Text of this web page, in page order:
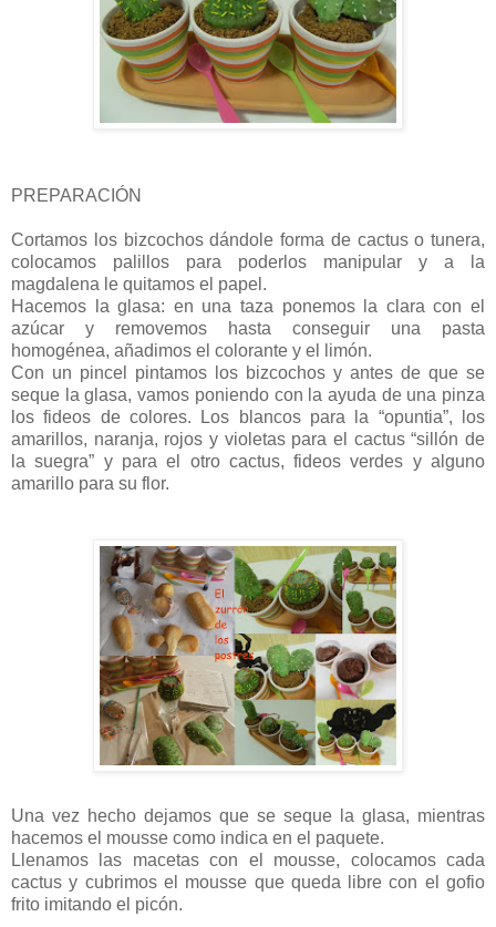
PREPARACIÓN
Cortamos los bizcochos dándole forma de cactus o tunera,
colocamos palillos para poderlos manipular y a la
magdalena le quitamos el papel.
Hacemos la glasa: en una taza ponemos la clara con el
azúcar y removemos hasta conseguir una pasta
homogénea, añadimos el colorante y el limón.
Con un pincel pintamos los bizcochos y antes de que se
seque la glasa, vamos poniendo con la ayuda de una pinza
los fideos de colores. Los blancos para la “opuntia”, los
amarillos, naranja, rojos y violetas para el cactus “sillón de
la suegra” y para el otro cactus, fideos verdes y alguno
amarillo para su flor.
Una vez hecho dejamos que se seque la glasa, mientras
hacemos el mousse como indica en el paquete.
Llenamos las macetas con el mousse, colocamos cada
cactus y cubrimos el mousse que queda libre con el gofio
frito imitando el picón.